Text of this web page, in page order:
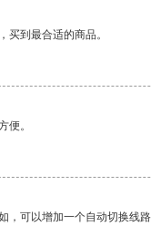
买到最合适的商品。
便。
可以增加一个自动切换线